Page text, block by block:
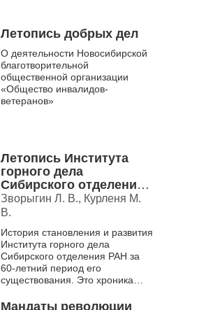
Летопись добрых дел
О деятельности Новосибирской
благотворительной
общественной организации
«Общество инвалидов-
ветеранов»
Летопись Института
горного дела
Сибирского отделения
РАН. Люди, события,
даты, 1943-2000
Зворыгин Л. В., Курленя М.
В.
История становления и развития
Института горного дела
Сибирского отделения РАН за
60-летний период его
существования. Это хроника
повседневной жизни Института,
Мандаты революции